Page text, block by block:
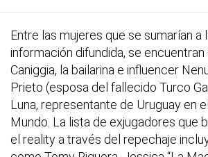
Entre las mujeres que se sumarían a
información difundida, se
Caniggia, la bailarina e influencer
Prieto (esposa del fallecido Turco
Luna, representante de Uruguay en
Mundo. La lista de exjugadores que
el reality a través del repechaje